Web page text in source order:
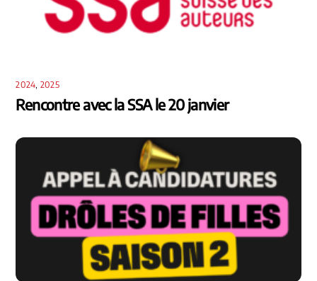
2024, 2025
Rencontre avec la SSA le 20 janvier